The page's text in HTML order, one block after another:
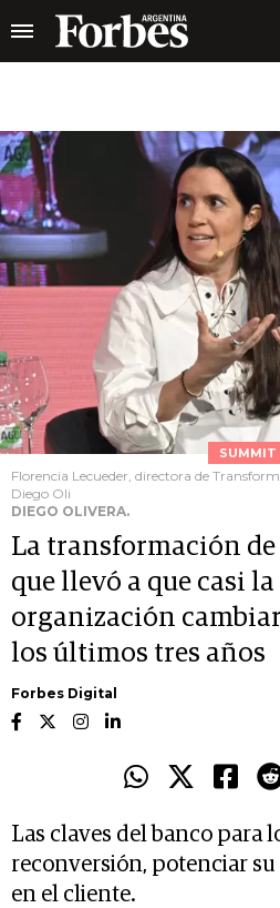
SUMMIT
Florencia Lecueder, directora de
Diego Oli
DIEGO OLIVERA.
La transformación
que llevó a que casi
organización
los últimos tres años
Forbes Digital
Las claves del banco para
reconversión, potenciar
en el cliente.